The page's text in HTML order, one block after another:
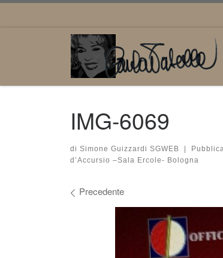
IMG-6069
di Simone Guizzardi SGWEB
d’Accursio –Sala Ercole- Bologna
Navigazione
Precedente